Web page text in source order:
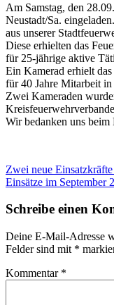
Am Samstag, den
Neustadt/Sa.
aus unserer
Diese erhielten das
für 25-jährige aktive
Ein Kamerad erhielt
für 40 Jahre Mitarbeit
Zwei Kameraden
Wir bedanken uns
Vorheriger
Beitrag:
Zwei neue
Nächster
Einsätze im September
Schreibe einen
Deine E-Mail-Adresse
Felder sind mit *
Kommentar *